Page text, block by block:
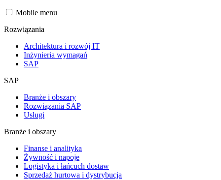
Mobile menu
Rozwiązania
Architektura i rozwój IT
Inżynieria wymagań
SAP
SAP
Branże i obszary
Rozwiązania SAP
Usługi
Branże i obszary
Finanse i analityka
Żywność i napoje
Logistyka i łańcuch dostaw
Sprzedaż hurtowa i dystrybucja